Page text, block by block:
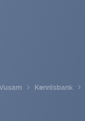
Kennisbank